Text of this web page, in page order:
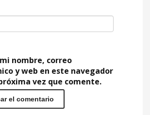
nombre, correo
y web en este navegador
vez que comente.